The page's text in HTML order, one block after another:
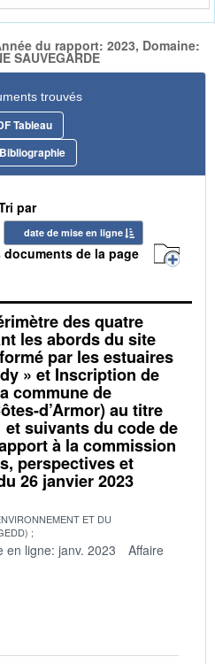
du rapport: 2023, Domaine:
SAUVEGARDE
trouvés
Tableau
par
date de mise en ligne
de la page
des quatre
les abords du site
par les estuaires
» et Inscription de
commune de
d’Armor) au titre
et suivants du code de
à la commission
perspectives et
26 janvier 2023
ET DU
en ligne: janv. 2023
Affaire